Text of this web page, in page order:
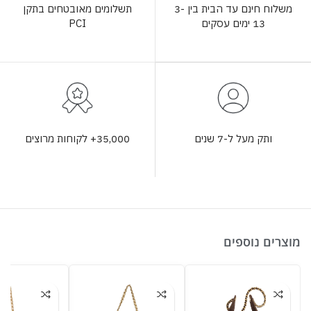
משלוח חינם עד הבית בין 3-
13 ימים עסקים
תשלומים מאובטחים בתקן
PCI
ותק מעל ל-7 שנים 35,000+ לקוחות מרוצים
מוצרים נוספים